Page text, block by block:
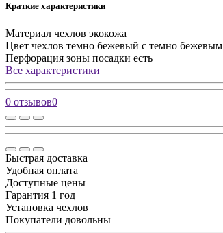
Краткие характеристики
Материал чехлов экокожа
Цвет чехлов темно бежевый с темно бежевым
Перфорация зоны посадки есть
Все характеристики
0 отзывов0
Быстрая доставка
Удобная оплата
Доступные цены
Гарантия 1 год
Установка чехлов
Покупатели довольны